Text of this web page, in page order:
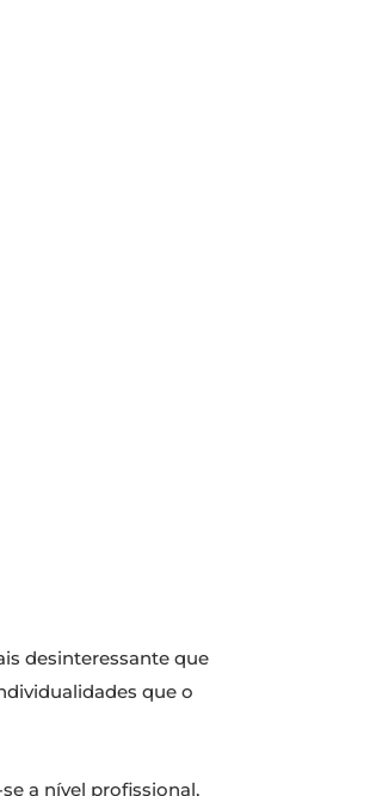
desinteressante que
que o
a nível profissional,